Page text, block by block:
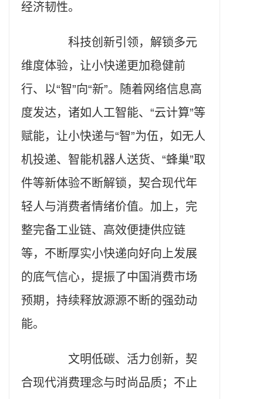
经济韧性。
科技创新引领，解锁多元
维度体验，让小快递更加稳健前
行、以“智”向“新”。随着网络信息高
度发达，诸如人工智能、“云计算”等
赋能，让小快递与“智”为伍，如无人
机投递、智能机器人送货、“蜂巢”取
件等新体验不断解锁，契合现代年
轻人与消费者情绪价值。加上，完
整完备工业链、高效便捷供应链
等，不断厚实小快递向好向上发展
的底气信心，提振了中国消费市场
预期，持续释放源源不断的强劲动
能。
文明低碳、活力创新，契
合现代消费理念与时尚品质；不止